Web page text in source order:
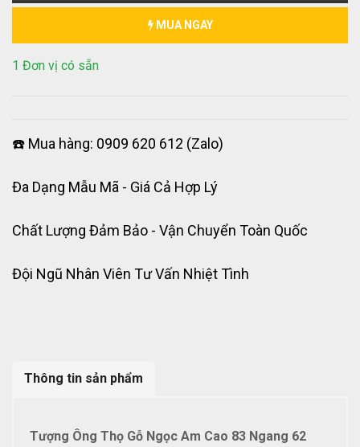
MUA NGAY
1 Đơn vị có sẵn
☎️ Mua hàng: 0909 620 612 (Zalo)
Đa Dạng Mẫu Mã - Giá Cả Hợp Lý
Chất Lượng Đảm Bảo - Vận Chuyển Toàn Quốc
Đội Ngũ Nhân Viên Tư Vấn Nhiệt Tình
Thông tin sản phẩm
Tượng Ông Thọ Gỗ Ngọc Am Cao 83 Ngang 62